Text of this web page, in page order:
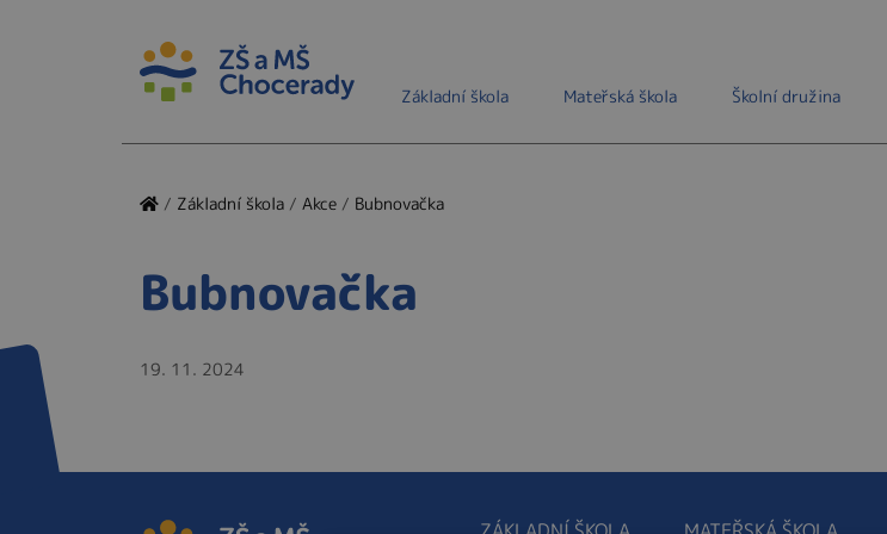
Základní škola Mateřská škola Školní družina
/ Základní škola / Akce / Bubnovačka
Bubnovačka
19. 11. 2024